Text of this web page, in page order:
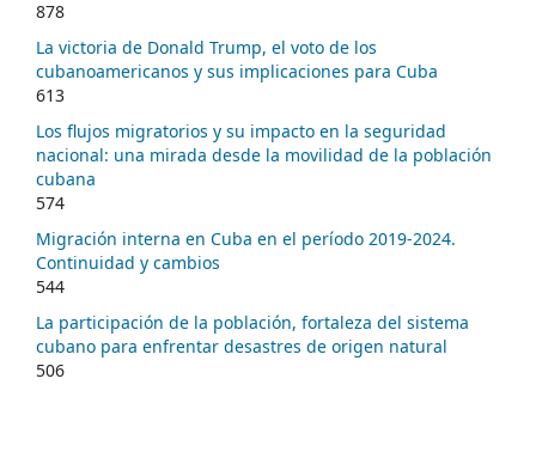
878
La victoria de Donald Trump, el voto de los
cubanoamericanos y sus implicaciones para Cuba
613
Los flujos migratorios y su impacto en la seguridad
nacional: una mirada desde la movilidad de la población
cubana
574
Migración interna en Cuba en el período 2019-2024.
Continuidad y cambios
544
La participación de la población, fortaleza del sistema
cubano para enfrentar desastres de origen natural
506